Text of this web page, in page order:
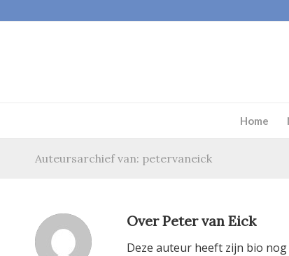
Home
Auteursarchief van: petervaneick
OverPeter van Eick
Deze auteur heeft zijn bio